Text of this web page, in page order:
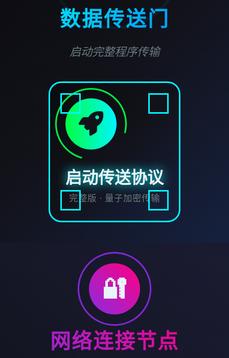
数据传送门
启动完整程序传输
启动传送协议
完整版 · 量子加密传输
🔐
网络连接节点